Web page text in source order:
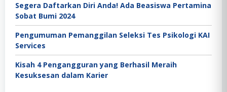
Segera Daftarkan Diri Anda! Ada Beasiswa Pertamina
Sobat Bumi 2024
Pengumuman Pemanggilan Seleksi Tes Psikologi KAI
Services
Kisah 4 Pengangguran yang Berhasil Meraih
Kesuksesan dalam Karier